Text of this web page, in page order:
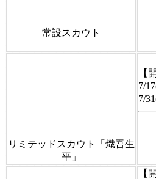
常設スカウト
リミテッドスカウト「熾吾生
平」
【
7/
7/
【